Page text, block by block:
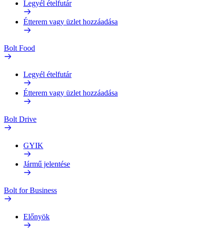
Legyél ételfutár
Étterem vagy üzlet hozzáadása
Bolt Food
Legyél ételfutár
Étterem vagy üzlet hozzáadása
Bolt Drive
GYIK
Jármű jelentése
Bolt for Business
Előnyök